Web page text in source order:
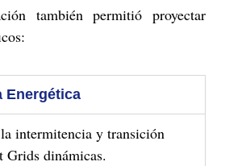
también permitió proyectar
Energética
intermitencia y transición
Grids dinámicas.